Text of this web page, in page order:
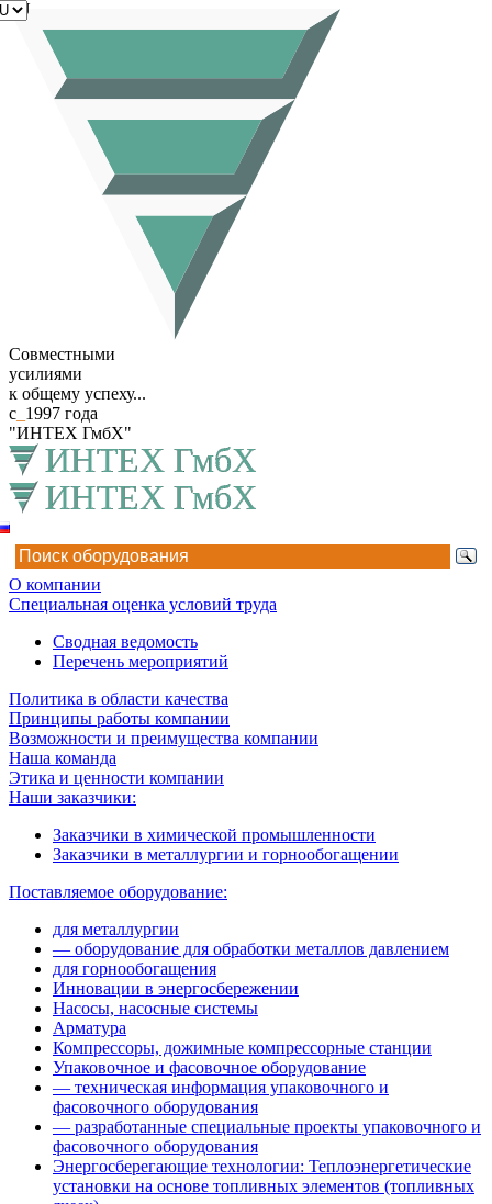
Совместными
усилиями
к общему успеху...
с 1997 года
"ИНТЕХ ГмбХ"
RU
О компании
Специальная оценка условий труда
Сводная ведомость
Перечень мероприятий
Политика в области качества
Принципы работы компании
Возможности и преимущества компании
Наша команда
Этика и ценности компании
Наши заказчики:
Заказчики в химической промышленности
Заказчики в металлургии и горнообогащении
Поставляемое оборудование:
для металлургии
— оборудование для обработки металлов давлением
для горнообогащения
Инновации в энергосбережении
Насосы, насосные системы
Арматура
Компрессоры, дожимные компрессорные станции
Упаковочное и фасовочное оборудование
— техническая информация упаковочного и
фасовочного оборудования
— разработанные специальные проекты упаковочного и
фасовочного оборудования
Энергосберегающие технологии: Теплоэнергетические
установки на основе топливных элементов (топливных